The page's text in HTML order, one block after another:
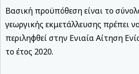
Βασική προϋπόθεση είναι το
γεωργικής εκμετάλλευσης πρέπει
περιληφθεί στην Ενιαία Αίτηση
το έτος 2020.